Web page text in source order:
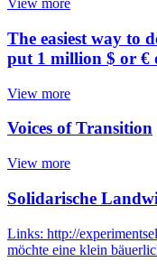
View more
The easiest way to
put 1 million $ or €
View more
Voices of Transition
View more
Solidarische
Links: http://
möchte eine klein